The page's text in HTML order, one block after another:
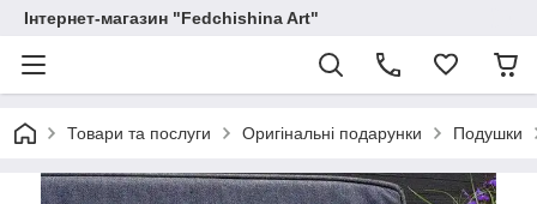
Інтернет-магазин "Fedchishina Art"
Товари та послуги Оригінальні подарунки Подушки